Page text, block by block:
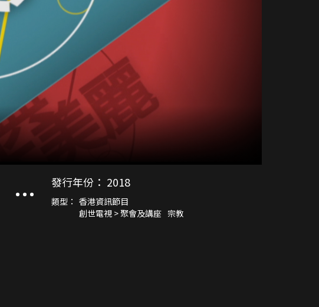
發行年份： 2018
類型： 香港資訊節目
創世電視 > 聚會及講座 宗教